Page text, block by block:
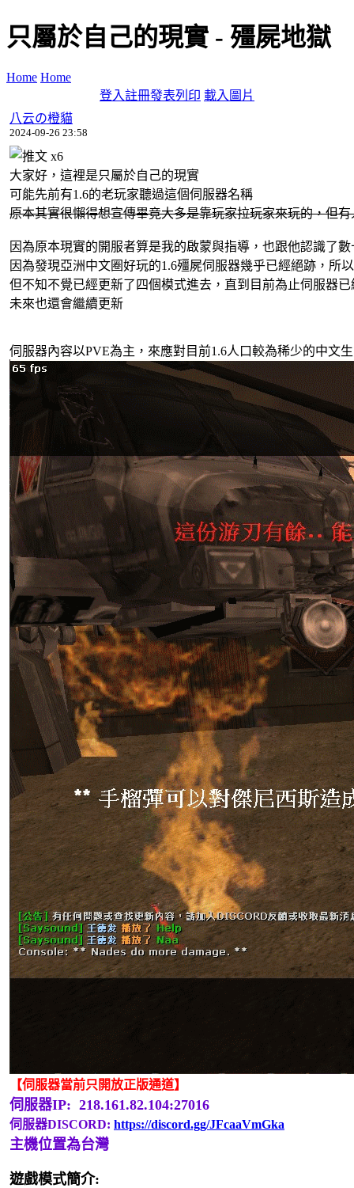
只屬於自己的現實 - 殭屍地獄
Home Home
登入註冊發表列印 載入圖片
八云の橙貓
2024-09-26 23:58
x6
大家好，這裡是只屬於自己的現實
可能先前有1.6的老玩家聽過這個伺服器名稱
原本其實很懶得想宣傳畢竟大多是靠玩家拉玩家來玩的，但
因為原本現實的開服者算是我的啟蒙與指導，也跟他認識了
因為發現亞洲中文圈好玩的1.6殭屍伺服器幾乎已經絕跡，所
但不知不覺已經更新了四個模式進去， 直到目前為止伺服器
未來也還會繼續更新
伺服器內容以PVE為主，來應對目前1.6人口較為稀少的中文
【伺服器當前只開放正版通道】
伺服器IP: 218.161.82.104:27016
伺服器DISCORD: https://discord.gg/JFcaaVmGka
主機位置為台灣
遊戲模式簡介: